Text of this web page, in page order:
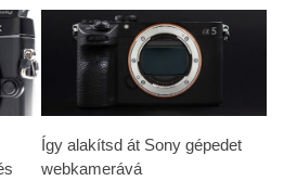
Így alakítsd át Sony gépedet
webkamerává